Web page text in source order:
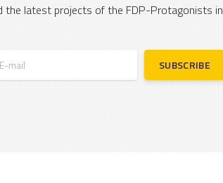
the latest projects of the FDP-Protagonists in
SUBSCRIBE